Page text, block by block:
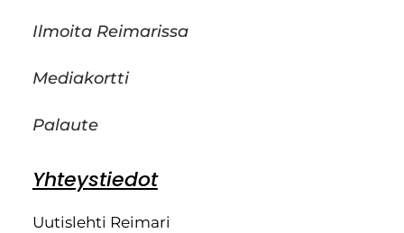
Ilmoita Reimarissa
Mediakortti
Palaute
Yhteystiedot
Uutislehti Reimari